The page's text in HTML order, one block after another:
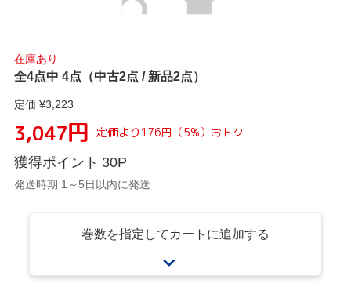
在庫あり
全4点中 4点（中古2点 / 新品2点）
定価 ¥3,223
3,047円 定価より 176円 （5%） おトク
獲得ポイント 30P
発送時期 1～5日以内に発送
巻数を指定してカートに追加する